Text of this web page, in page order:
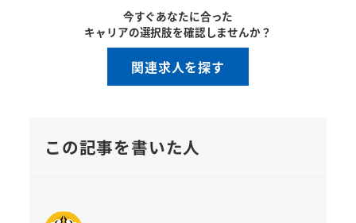
今すぐあなたに合った
キャリアの選択肢を確認しませんか？
関連求人を探す
この記事を書いた人